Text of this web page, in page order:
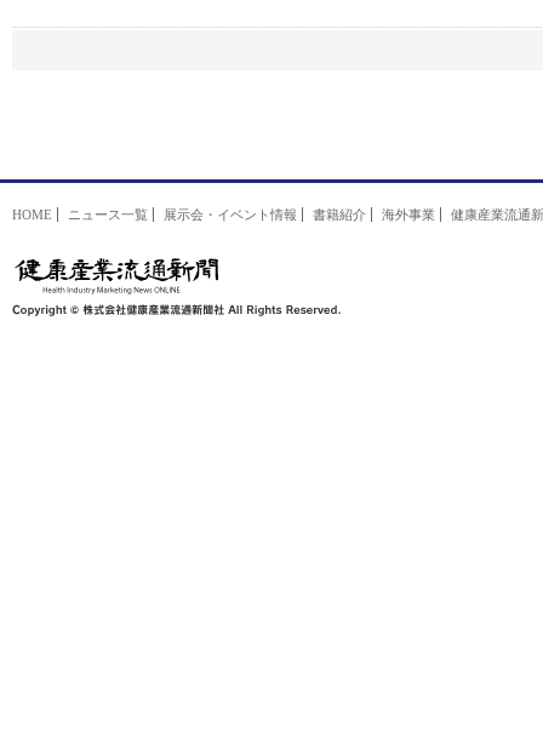
HOME ニュース一覧 展示会・イベント情報 書籍紹介 海外事業 健康産業流通